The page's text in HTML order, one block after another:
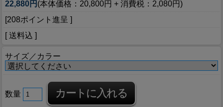
22,880円 (本体価格：20,800円 + 消費税：2,080円)
[208ポイント進呈 ]
[ 送料込 ]
サイズ／カラー
数量